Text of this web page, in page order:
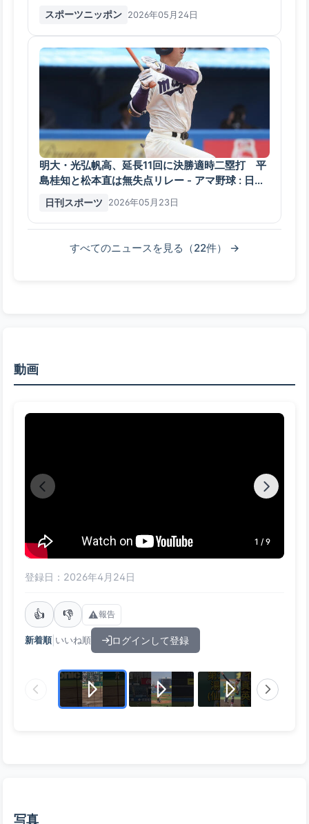
ポニチ Sponichi Annex 野球
スポーツニッポン 2026年05月24日
明大・光弘帆高、延長11回に決勝適時二塁打 平
島桂知と松本直は無失点リレー - アマ野球 : 日刊
スポーツ
日刊スポーツ 2026年05月23日
すべてのニュースを見る（22件） →
動画
1 / 9
登録日：2026年4月24日
👍 👎 ⚠️報告
新着順| いいね順 ログインして登録
写真